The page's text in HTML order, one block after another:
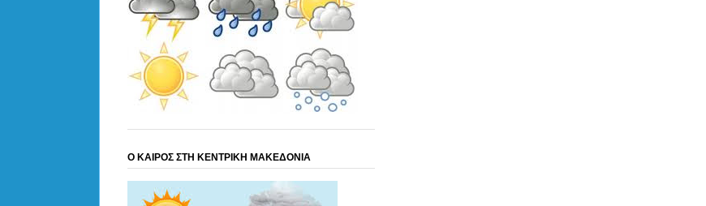
Ο ΚΑΙΡΟΣ ΣΤΗ ΚΕΝΤΡΙΚΗ ΜΑΚΕΔΟΝΙΑ